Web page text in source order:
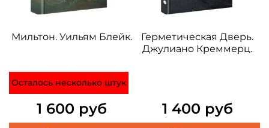
Мильтон. Уильям Блейк.
Осталось несколько штук
1 600 руб
Герметическая Дверь.
Джулиано Креммерц.
1 400 руб